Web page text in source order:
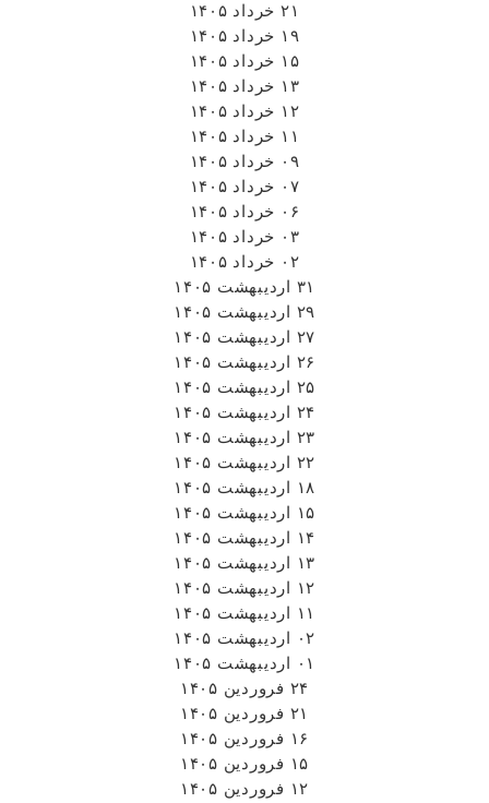
۲۱ خرداد ۱۴۰۵
۱۹ خرداد ۱۴۰۵
۱۵ خرداد ۱۴۰۵
۱۳ خرداد ۱۴۰۵
۱۲ خرداد ۱۴۰۵
۱۱ خرداد ۱۴۰۵
۰۹ خرداد ۱۴۰۵
۰۷ خرداد ۱۴۰۵
۰۶ خرداد ۱۴۰۵
۰۳ خرداد ۱۴۰۵
۰۲ خرداد ۱۴۰۵
۳۱ اردیبهشت ۱۴۰۵
۲۹ اردیبهشت ۱۴۰۵
۲۷ اردیبهشت ۱۴۰۵
۲۶ اردیبهشت ۱۴۰۵
۲۵ اردیبهشت ۱۴۰۵
۲۴ اردیبهشت ۱۴۰۵
۲۳ اردیبهشت ۱۴۰۵
۲۲ اردیبهشت ۱۴۰۵
۱۸ اردیبهشت ۱۴۰۵
۱۵ اردیبهشت ۱۴۰۵
۱۴ اردیبهشت ۱۴۰۵
۱۳ اردیبهشت ۱۴۰۵
۱۲ اردیبهشت ۱۴۰۵
۱۱ اردیبهشت ۱۴۰۵
۰۲ اردیبهشت ۱۴۰۵
۰۱ اردیبهشت ۱۴۰۵
۲۴ فروردین ۱۴۰۵
۲۱ فروردین ۱۴۰۵
۱۶ فروردین ۱۴۰۵
۱۵ فروردین ۱۴۰۵
۱۲ فروردین ۱۴۰۵